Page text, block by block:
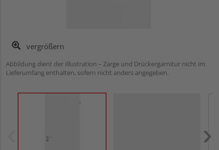
vergrößern
Abbildung dient der Illustration – Zarge und Drückergarnitur nicht im
Lieferumfang enthalten, sofern nicht anders angegeben.